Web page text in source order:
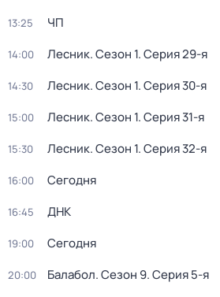
13:25 ЧП
14:00 Лесник. Сезон 1. Серия 29-я
14:30 Лесник. Сезон 1. Серия 30-я
15:00 Лесник. Сезон 1. Серия 31-я
15:30 Лесник. Сезон 1. Серия 32-я
16:00 Сегодня
16:45 ДНК
19:00 Сегодня
20:00 Балабол. Сезон 9. Серия 5-я